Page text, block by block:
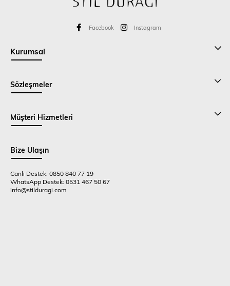
Facebook Instagram
Kurumsal
Sözleşmeler
Müşteri Hizmetleri
Bize Ulaşın
Canlı Destek: 0850 840 77 19
WhatsApp Destek: 0531 467 50 67
info@stilduragi.com